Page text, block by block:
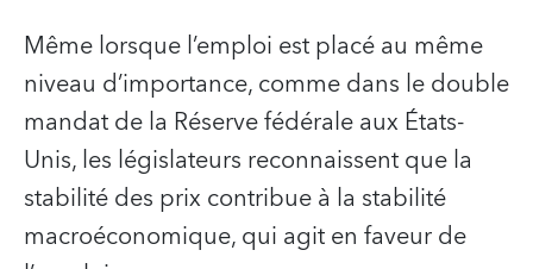
Même lorsque l’emploi est placé au même
niveau d’importance, comme dans le double
mandat de la Réserve fédérale aux États-
Unis, les législateurs reconnaissent que la
stabilité des prix contribue à la stabilité
macroéconomique, qui agit en faveur de